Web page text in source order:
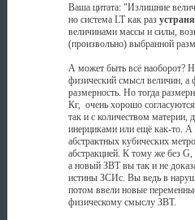
Ваша цитата: "Излишние
но система LT как раз
величинами массы и силы,
(произвольно) выбранной
А может быть всё наоборот?
физический смысл величин, а
размерность. Но тогда
Кг, очень хорошо
так и с количеством материи,
инерциками или ещё как-то. А
абстрактных кубических
абстракцией. К тому же без
а новый ЗВТ вы так и не
истины ЗСИс. Вы ведь в
потом ввели новые
физическому смыслу ЗВТ.